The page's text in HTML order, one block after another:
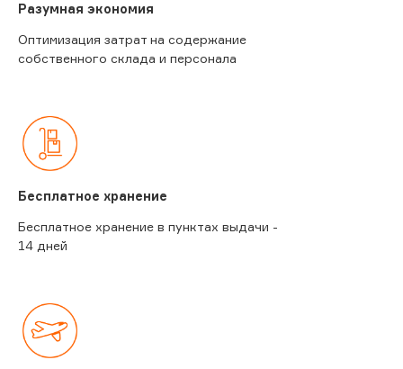
Разумная экономия
Оптимизация затрат на содержание
собственного склада и персонала
Бесплатное хранение
Бесплатное хранение в пунктах выдачи -
14 дней